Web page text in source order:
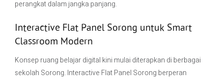
perangkat dalam jangka panjang.
Interactive Flat Panel Sorong untuk Smart
Classroom Modern
Konsep ruang belajar digital kini mulai diterapkan di berbagai
sekolah Sorong. Interactive Flat Panel Sorong berperan